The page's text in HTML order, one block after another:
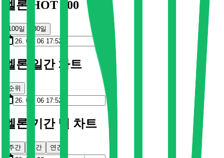
멜론 HOT 100
100일 30일
멜론 일간 차트
순위
멜론 기간 별 차트
주간 월간 연간